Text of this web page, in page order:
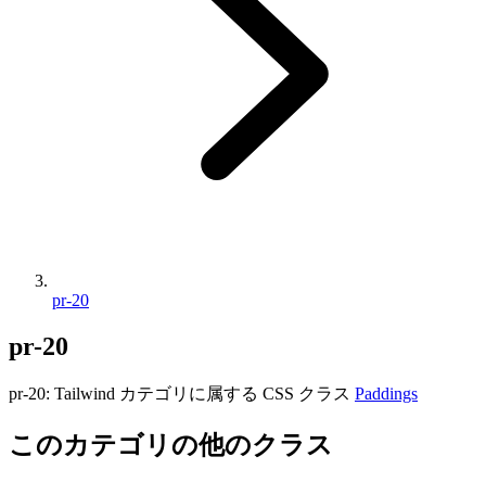
pr-20
pr-20
pr-20: Tailwind カテゴリに属する​​ CSS クラス Paddings
このカテゴリの他のクラス